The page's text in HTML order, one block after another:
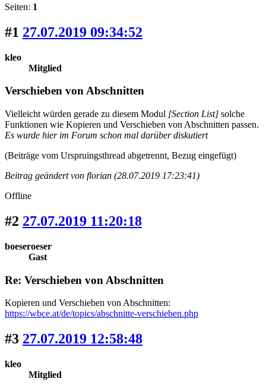
Seiten: 1
#1 27.07.2019 09:34:52
kleo
Mitglied
Verschieben von Abschnitten
Vielleicht würden gerade zu diesem Modul [Section List] solche
Funktionen wie Kopieren und Verschieben von Abschnitten passen.
Es wurde hier im Forum schon mal darüber diskutiert
(Beiträge vom Urspruingsthread abgetrennt, Bezug eingefügt)
Beitrag geändert von florian (28.07.2019 17:23:41)
Offline
#2 27.07.2019 11:20:18
boeseroeser
Gast
Re: Verschieben von Abschnitten
Kopieren und Verschieben von Abschnitten:
https://wbce.at/de/topics/abschnitte-verschieben.php
#3 27.07.2019 12:58:48
kleo
Mitglied